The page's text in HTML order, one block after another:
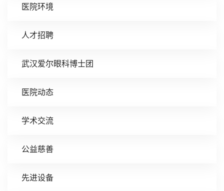
医院环境
人才招聘
武汉爱尔眼科博士团
医院动态
学术交流
公益慈善
先进设备